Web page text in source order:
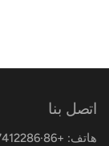
اتصل بنا
هاتف: +86·19307412286